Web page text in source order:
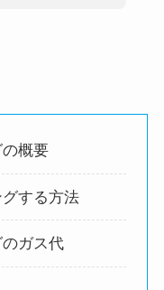
概要
する方法
ガス代